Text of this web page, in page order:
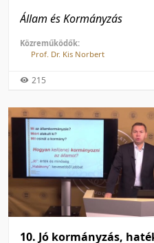
Állam és Kormányzás
Közreműködők:
Prof. Dr. Kis Norbert
215
10. Jó kormányzás,